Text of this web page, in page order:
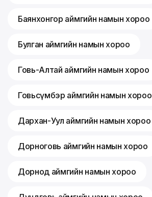
Баянхонгор аймгийн намын хороо
Булган аймгийн намын хороо
Говь-Алтай аймгийн намын хороо
Говьсүмбэр аймгийн намын хороо
Дархан-Уул аймгийн намын хороо
Дорноговь аймгийн намын хороо
Дорнод аймгийн намын хороо